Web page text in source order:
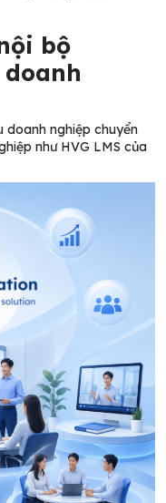
bộ
doanh nghiệp chuyển
như HVG LMS của